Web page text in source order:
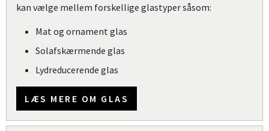
kan vælge mellem forskellige glastyper såsom:
Mat og ornament glas
Solafskærmende glas
Lydreducerende glas
LÆS MERE OM GLAS